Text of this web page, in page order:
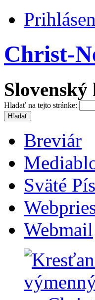
Christ-
Hladať na tejto stránke:
Breviár
Sväté
Webmail